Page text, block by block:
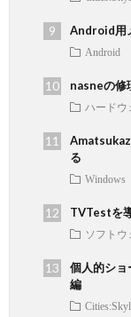
Android用
Android
nasneの修
ハードウ
る
Windows
TVTestを
ソフトウ
個人的シ
編